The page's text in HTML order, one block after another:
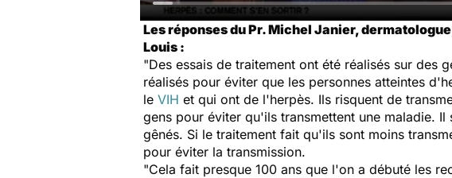
Les réponses du Pr. Michel Janier,
Louis :
"Des essais de traitement ont été réalisés sur des
réalisés pour éviter que les personnes atteintes
le VIH et qui ont de l'herpès. Ils risquent de
gens pour éviter qu'ils transmettent une maladie.
gênés. Si le traitement fait qu'ils sont moins
pour éviter la transmission.
"Cela fait presque 100 ans que l'on a débuté les